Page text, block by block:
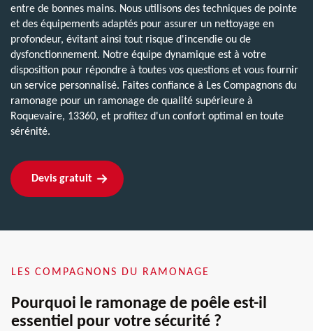
entre de bonnes mains. Nous utilisons des techniques de pointe
et des équipements adaptés pour assurer un nettoyage en
profondeur, évitant ainsi tout risque d'incendie ou de
dysfonctionnement. Notre équipe dynamique est à votre
disposition pour répondre à toutes vos questions et vous fournir
un service personnalisé. Faites confiance à Les Compagnons du
ramonage pour un ramonage de qualité supérieure à
Roquevaire, 13360, et profitez d'un confort optimal en toute
sérénité.
Devis gratuit
LES COMPAGNONS DU RAMONAGE
Pourquoi le ramonage de poêle est-il
essentiel pour votre sécurité ?